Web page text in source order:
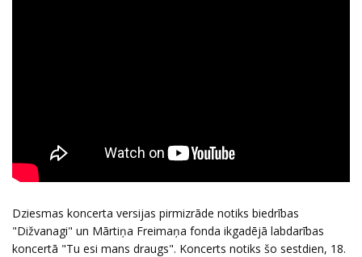
Dziesmas koncerta versijas pirmizrāde notiks biedrības
"Dižvanagi" un Mārtiņa Freimaņa fonda ikgadējā labdarības
koncertā "Tu esi mans draugs". Koncerts notiks šo sestdien, 18.